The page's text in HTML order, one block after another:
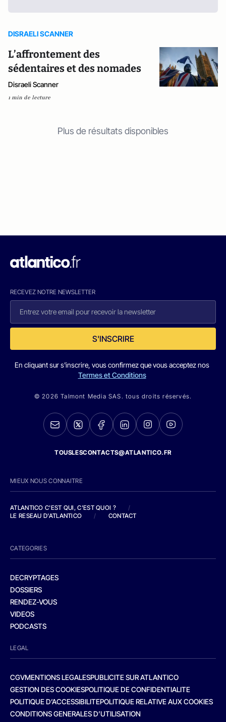
DISRAELI SCANNER
L’affrontement des
sédentaires et des nomades
Disraeli Scanner
1 min de lecture
Plus de résultats disponibles
RECEVEZ NOTRE NEWSLETTER
S'INSCRIRE
En cliquant sur s'inscrire, vous confirmez que vous acceptez nos
Termes et Conditions
© 2026 Talmont Media SAS. tous droits réservés.
TOUSLESCONTACTS@ATLANTICO.FR
MIEUX NOUS CONNAITRE
ATLANTICO C'EST QUI, C'EST QUOI ?
/
LE RESEAU D'ATLANTICO
/ CONTACT
CATEGORIES
DECRYPTAGES
DOSSIERS
RENDEZ-VOUS
VIDEOS
PODCASTS
LEGAL
CGVMENTIONS LEGALESPUBLICITE SUR ATLANTICO
GESTION DES COOKIESPOLITIQUE DE CONFIDENTIALITE
POLITIQUE D’ACCESSIBILITEPOLITIQUE RELATIVE AUX COOKIES
CONDITIONS GENERALES D’UTILISATION